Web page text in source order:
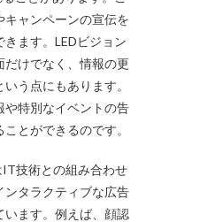
ャンペーンの宣伝を
ます。LEDビジョン
けでなく、情報の更
う点にもあります。
や特別なイベントの告
とができるのです。
IT技術との組み合わせ
ンタラクティブな広告
います。例えば、顔認